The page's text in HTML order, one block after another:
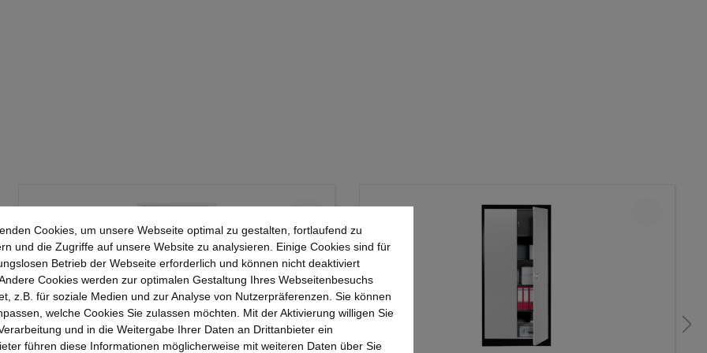
Cookies, um unsere Webseite optimal zu gestalten, fortlaufend zu
und die Zugriffe auf unsere Website zu analysieren. Einige Cookies sind für
Betrieb der Webseite erforderlich und können nicht deaktiviert
Cookies werden zur optimalen Gestaltung Ihres Webseitenbesuchs
z.B. für soziale Medien und zur Analyse von Nutzerpräferenzen. Sie können
welche Cookies Sie zulassen möchten. Mit der Aktivierung willigen Sie
und in die Weitergabe Ihrer Daten an Drittanbieter ein
führen diese Informationen möglicherweise mit weiteren Daten über Sie